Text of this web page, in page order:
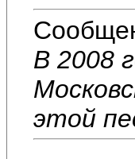
В 2008
этой